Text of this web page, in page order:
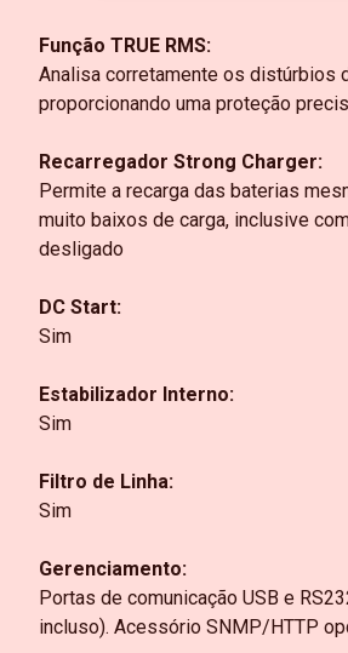
Função TRUE RMS:
Analisa corretamente os distúrbios
proporcionando uma proteção
Recarregador Strong Charger:
Permite a recarga das baterias
muito baixos de carga, inclusive
desligado
DC Start:
Sim
Estabilizador Interno:
Sim
Filtro de Linha:
Sim
Gerenciamento:
Portas de comunicação USB e
incluso). Acessório SNMP/HTTP